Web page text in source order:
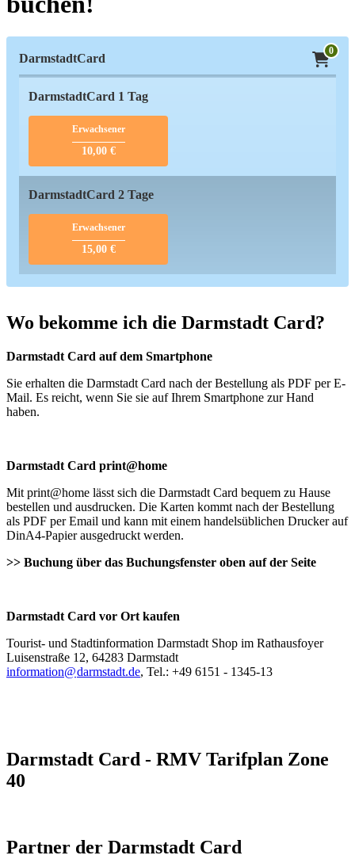
DarmstadtCard
0
DarmstadtCard 1 Tag
Erwachsener
10,00 €
DarmstadtCard 2 Tage
Erwachsener
15,00 €
Wo bekomme ich die Darmstadt Card?
Darmstadt Card auf dem Smartphone
Sie erhalten die Darmstadt Card nach der Bestellung als PDF per E-
Mail. Es reicht, wenn Sie sie auf Ihrem Smartphone zur Hand
haben.
Darmstadt Card print@home
Mit print@home lässt sich die Darmstadt Card bequem zu Hause
bestellen und ausdrucken. Die Karten kommt nach der Bestellung
als PDF per Email und kann mit einem handelsüblichen Drucker auf
DinA4-Papier ausgedruckt werden.
>> Buchung über das Buchungsfenster oben auf der Seite
Darmstadt Card vor Ort kaufen
Tourist- und Stadtinformation Darmstadt Shop im Rathausfoyer
Luisenstraße 12, 64283 Darmstadt
information@darmstadt.de, Tel.: +49 6151 - 1345-13
Darmstadt Card - RMV Tarifplan Zone
40
Partner der Darmstadt Card